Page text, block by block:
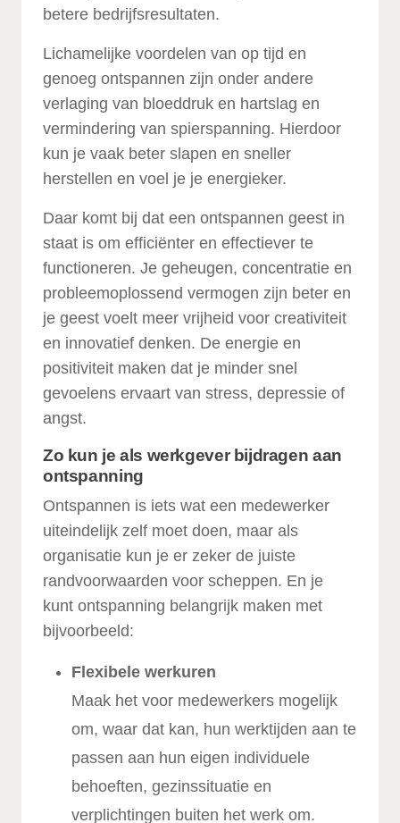
betere bedrijfsresultaten.
Lichamelijke voordelen van op tijd en
genoeg ontspannen zijn onder andere
verlaging van bloeddruk en hartslag en
vermindering van spierspanning. Hierdoor
kun je vaak beter slapen en sneller
herstellen en voel je je energieker.
Daar komt bij dat een ontspannen geest in
staat is om efficiënter en effectiever te
functioneren. Je geheugen, concentratie en
probleemoplossend vermogen zijn beter en
je geest voelt meer vrijheid voor creativiteit
en innovatief denken. De energie en
positiviteit maken dat je minder snel
gevoelens ervaart van stress, depressie of
angst.
Zo kun je als werkgever bijdragen aan
ontspanning
Ontspannen is iets wat een medewerker
uiteindelijk zelf moet doen, maar als
organisatie kun je er zeker de juiste
randvoorwaarden voor scheppen. En je
kunt ontspanning belangrijk maken met
bijvoorbeeld:
Flexibele werkuren
Maak het voor medewerkers mogelijk
om, waar dat kan, hun werktijden aan te
passen aan hun eigen individuele
behoeften, gezinssituatie en
verplichtingen buiten het werk om.